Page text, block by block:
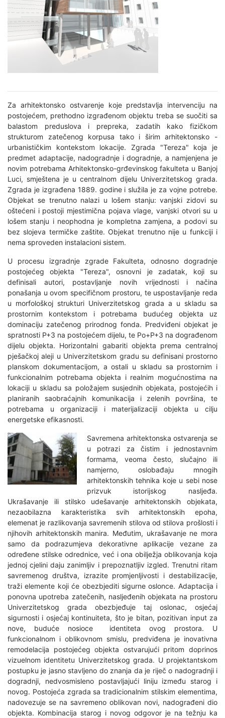
Za arhitektonsko ostvarenje koje predstavlja intervenciju na
postojećem, prethodno izgrađenom objektu treba se suočiti sa
balastom preduslova i prepreka, zadatih kako fizičkom
strukturom zatečenog korpusa tako i širim arhitektonsko -
urbanističkim kontekstom lokacije. Zgrada "Tereza" koja je
predmet adaptacije, nadogradnje i dogradnje, a namjenjena je
novim potrebama Arhitektonsko-grđevinskog fakulteta u Banjoj
Luci, smještena je u centralnom dijelu Univerzitetskog grada.
Zgrada je izgrađena 1889. godine i služila je za vojne potrebe.
Objekat se trenutno nalazi u lošem stanju: vanjski zidovi su
oštećeni i postoji mjestimična pojava vlage, vanjski otvori su u
lošem stanju i neophodna je kompletna zamjena, a podovi su
bez slojeva termičke zaštite. Objekat trenutno nije u funkciji i
nema sproveden instalacioni sistem.
U procesu izgradnje zgrade Fakulteta, odnosno dogradnje
postojećeg objekta "Tereza", osnovni je zadatak, koji su
definisali autori, postavljanje novih vrijednosti i načina
ponašanja u ovom specifičnom prostoru, te uspostavljanje reda
u morfološkoj strukturi Univerzitetskog grada a u skladu sa
prostornim kontekstom i potrebama budućeg objekta uz
dominaciju zatečenog prirodnog fonda. Predviđeni objekat je
spratnosti P+3 na postojećem dijelu, te Po+P+3 na dograđenom
dijelu objekta. Horizontalni gabariti objekta prema centralnoj
pješačkoj aleji u Univerzitetskom gradu su definisani prostorno
planskom dokumentacijom, a ostali u skladu sa prostornim i
funkcionalnim potrebama objekta i realnim mogućnostima na
lokaciji u skladu sa položajem susjednih objekata, postojećih i
planiranih saobraćajnih komunikacija i zelenih površina, te
potrebama u organizaciji i materijalizaciji objekta u cilju
energetske efikasnosti.
Savremena arhitektonska ostvarenja se
u potrazi za čistim i jednostavnim
formama, veoma često, slučajno ili
namjerno, oslobađaju mnogih
arhitektonskih tehnika koje u sebi nose
prizvuk istorijskog nasljeđa.
Ukrašavanje ili stilsko udešavanje arhitektonskih objekata,
nezaobilazna karakteristika svih arhitektonskih epoha,
elemenat je razlikovanja savremenih stilova od stilova prošlosti i
njihovih arhitektonskih manira. Međutim, ukrašavanje ne mora
samo da podrazumjeva dekorativne aplikacije vezane za
određene stilske odrednice, već i ona obilježja oblikovanja koja
jednoj cjelini daju zanimljiv i prepoznatljiv izgled. Trenutni ritam
savremenog društva, izrazite promjenljivosti i destabilizacije,
traži elemente koji će obezbjediti sigurne oslonce. Adaptacija i
ponovna upotreba zatečenih, nasljeđenih objekata na prostoru
Univerzitetskog grada obezbjeđuje taj oslonac, osjećaj
sigurnosti i osjećaj kontinuiteta, što je bitan, pozitivan input za
nove, buduće nosioce identiteta ovog prostora. U
funkcionalnom i oblikovnom smislu, predviđena je inovativna
remodelacija postojećeg objekta ostvarujući pritom doprinos
vizuelnom identitetu Univerzitetskog grada. U projektantskom
postupku je jasno stavljeno do znanja da je riječ o nadogradnji i
dogradnji, nedvosmisleno postavljajući liniju između starog i
novog. Postojeća zgrada sa tradicionalnim stilskim elementima,
nadovezuje se na savremeno oblikovan novi, nadograđeni dio
objekta. Kombinacija starog i novog odgovor je na težnju ka